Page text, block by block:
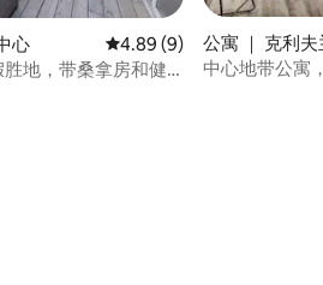
9 条评价
心 平均评分 4.89 分（满分 5
4.89 (9)
地，带桑拿房和健
公寓 ｜ 克利
中心地带公寓